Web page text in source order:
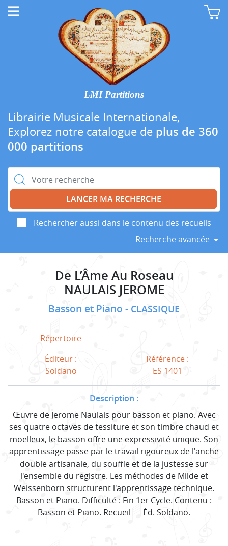
LMI Partitions
Librairie Musicale Internationale,
Explorez notre catalogue de plus de 360
000 partitions
Rechercher :
Rechercher aussi dans le contenu des recueils
Recherche avancée
De L’Âme Au Roseau
NAULAIS JEROME
Basson et Piano CLASSIQUE
Répertoire
Éditeur :
Soldano
Référence :
ES 1401
Description :
Œuvre de Jerome Naulais pour basson et piano. Avec
ses quatre octaves de tessiture et son timbre chaud et
moelleux, le basson offre une expressivité unique. Son
apprentissage passe par le travail rigoureux de l'anche
double artisanale, du souffle et de la justesse sur
l'ensemble du registre. Les méthodes de Milde et
Weissenborn structurent l'apprentissage technique.
Basson et Piano. Difficulté : Fin 1er Cycle. Contenu :
Basson et Piano. Recueil — Éd. Soldano.